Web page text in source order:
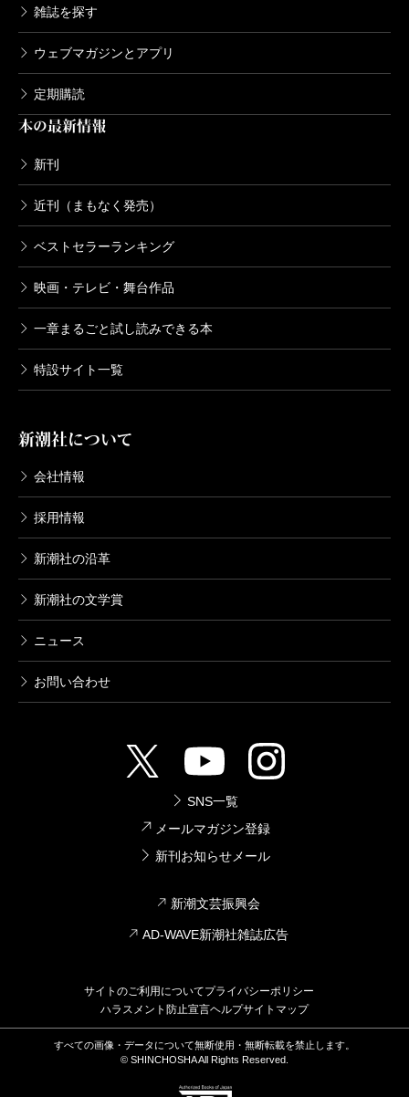
雑誌を探す
ウェブマガジンとアプリ
定期購読
本の最新情報
新刊
近刊（まもなく発売）
ベストセラーランキング
映画・テレビ・舞台作品
一章まるごと試し読みできる本
特設サイト一覧
新潮社について
会社情報
採用情報
新潮社の沿革
新潮社の文学賞
ニュース
お問い合わせ
SNS一覧
メールマガジン登録
新刊お知らせメール
新潮文芸振興会
AD-WAVE新潮社雑誌広告
サイトのご利用についてプライバシーポリシー
ハラスメント防止宣言ヘルプサイトマップ
すべての画像・データについて無断使用・無断転載を禁止します。
© SHINCHOSHA All Rights Reserved.